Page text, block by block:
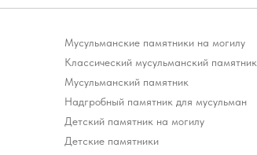
Мусульманские памятники на могилу
Классический мусульманский памятник
Мусульманский памятник
Надгробный памятник для мусульман
Детский памятник на могилу
Детские памятники